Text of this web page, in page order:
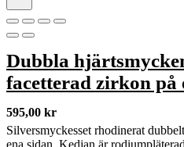
Dubbla
facetterad zirkon på
595,00 kr
Silversmyckesset rhodinerat
ena sidan. Kedjan är